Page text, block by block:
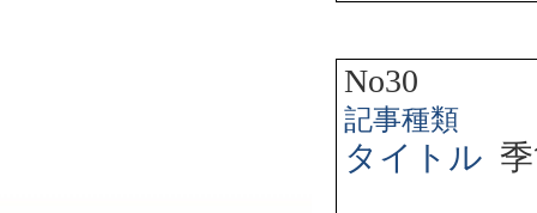
No30
記事種類
タイトル